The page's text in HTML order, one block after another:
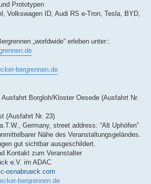
Prototypen
Volkswagen ID, Audi RS e-Tron, Tesla, BYD,
„worldwide“ erleben unter::
bergrennen.de
Ausfahrt Borgloh/Kloster Oesede (Ausfahrt Nr.
(Ausfahrt Nr. 23)
Germany, street address: “Alt Uphöfen”
Nähe des Veranstaltungsgeländes.
gut sichtbar ausgeschildert.
Kontakt zum Veranstalter
e.V. im ADAC
osnabrueck.com
bergrennen.de